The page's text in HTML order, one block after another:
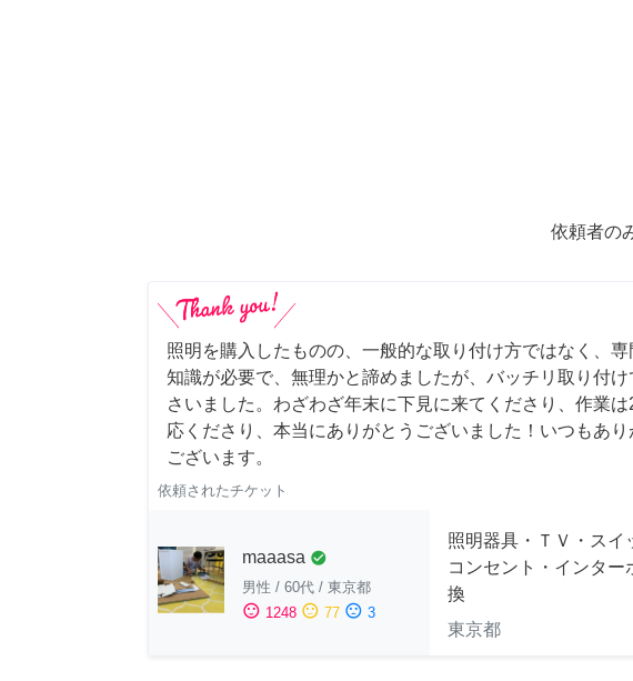
依頼者の
照明を購入したものの、一般的な取り付け方ではなく、専
知識が必要で、無理かと諦めましたが、バッチリ取り付け
さいました。わざわざ年末に下見に来てくださり、作業
応くださり、本当にありがとうございました！いつもあり
ございます。
依頼されたチケット
maaasa check_circle
男性 / 60代 / 東京都
sentiment_satisfied 1248 sentiment_neutral 77 sentiment_dissatisfied 3
照明器具・ＴＶ・スイ
コンセント・インター
換
東京都